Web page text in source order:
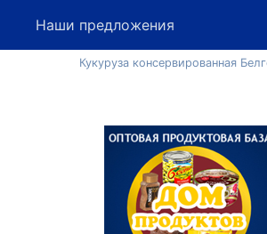
Наши предложения
Кукуруза консервированная